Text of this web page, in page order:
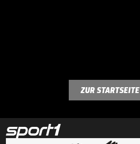
ZUR STARTSEITE